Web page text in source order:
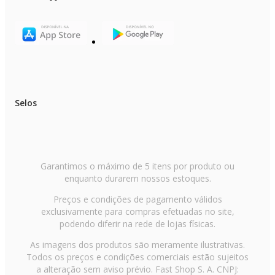
Selos
Garantimos o máximo de 5 itens por produto ou
enquanto durarem nossos estoques.
Preços e condições de pagamento válidos
exclusivamente para compras efetuadas no site,
podendo diferir na rede de lojas físicas.
As imagens dos produtos são meramente ilustrativas.
Todos os preços e condições comerciais estão sujeitos
a alteração sem aviso prévio. Fast Shop S. A. CNPJ: